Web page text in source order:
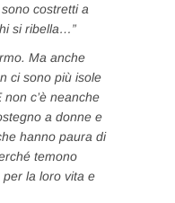
costretti a
si ribella…”
Ma anche
ci sono più isole
non c’è neanche
a donne e
hanno paura di
temono
la loro vita e